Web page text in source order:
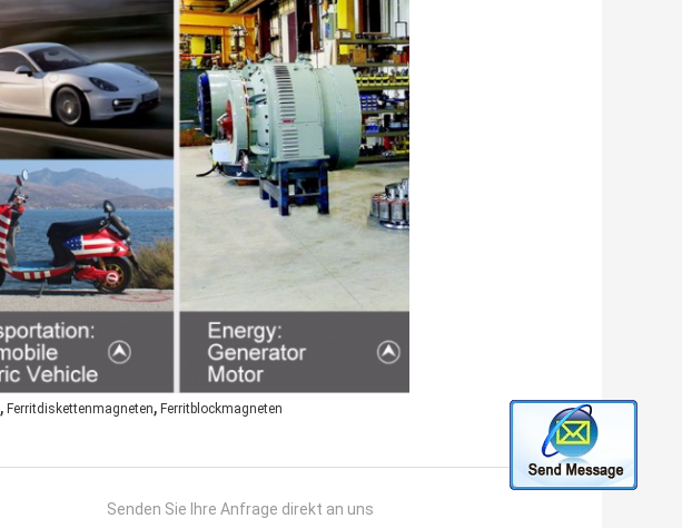
, Ferritdiskettenmagneten, Ferritblockmagneten
Senden Sie Ihre Anfrage direkt an uns